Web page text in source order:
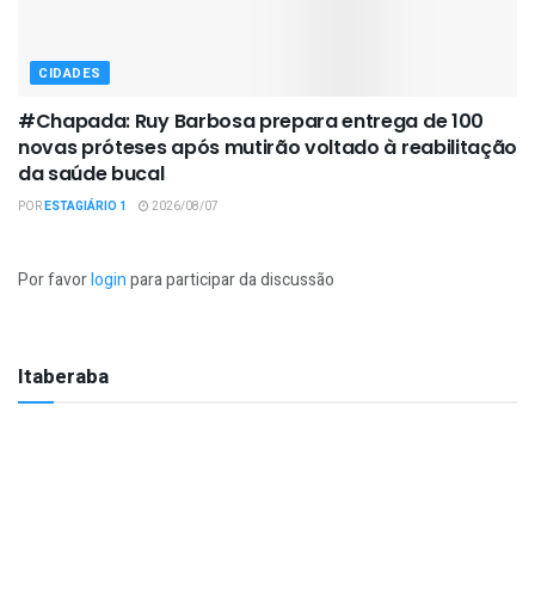
CIDADES
#Chapada: Ruy Barbosa prepara entrega de 100
novas próteses após mutirão voltado à reabilitação
da saúde bucal
PORESTAGIÁRIO 1 2026/08/07
Por favorloginpara participar da discussão
Itaberaba